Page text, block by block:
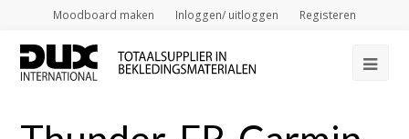
Moodboard maken Inloggen/ uitloggen Registeren